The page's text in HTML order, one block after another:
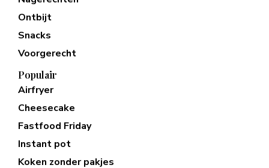
Ontbijt
Snacks
Voorgerecht
Populair
Airfryer
Cheesecake
Fastfood Friday
Instant pot
Koken zonder pakjes